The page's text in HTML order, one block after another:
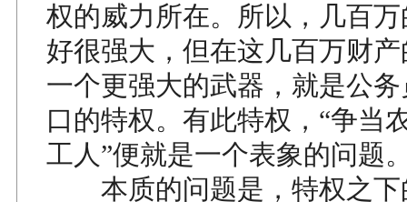
权的威力所在。所以，几百
好很强大，但在这几百万财
一个更强大的武器，就是公
口的特权。有此特权，“争当
工人”便就是一个表象的问题
本质的问题是，特权之下